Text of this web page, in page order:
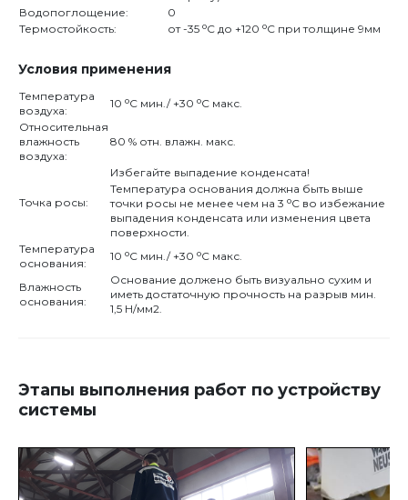
Водопоглощение:
0
Термостойкость:
от -35 oС до +120 oС при толщине 9мм
Условия применения
Температура
воздуха:
10 oС мин./ +30 oС макс.
Относительная
влажность
воздуха:
80 % отн. влажн. макс.
Точка росы:
Избегайте выпадение конденсата!
Температура основания должна быть выше
точки росы не менее чем на 3 oС во избежание
выпадения конденсата или изменения цвета
поверхности.
Температура
основания:
10 oС мин./ +30 oС макс.
Влажность
основания:
Основание должено быть визуально сухим и
иметь достаточную прочность на разрыв мин.
1,5 Н/мм2.
Этапы выполнения работ по устройству
системы